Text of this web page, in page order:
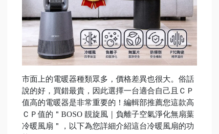
市面上的電暖器種類眾多，價格差異也很大。俗話
說的好，買錯最貴，因此選擇一台適合自己且ＣＰ
值高的電暖器是非常重要的！編輯部推薦您這款高
ＣＰ值的＂BOSO 靚旋風｜負離子空氣淨化無扇葉
冷暖風扇＂，以下為您詳細介紹這台冷暖風扇的功